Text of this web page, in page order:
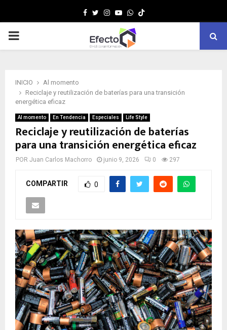
Facebook
TwitterInstagram
YoutubeWhatsapp
MENÚ
INICIO
Al momento
Reciclaje y reutilización de baterías para una transición
energética eficaz
Al momento En Tendencia Especiales Life Style
Reciclaje y reutilización de baterías
para una transición energética eficaz
POR Juan Carlos Machorro junio 9, 2026 0 297
COMPARTIR 0